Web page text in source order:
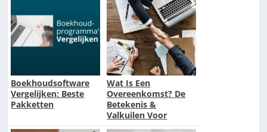
Boekhoudsoftware
Vergelijken: Beste
Pakketten
Wat Is Een
Overeenkomst? De
Betekenis &
Valkuilen Voor
Ondernemers